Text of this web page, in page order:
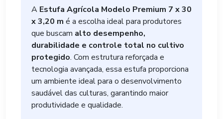
A Estufa Agrícola Modelo Premium 7 x 30
x 3,20 m é a escolha ideal para produtores
que buscam alto desempenho,
durabilidade e controle total no cultivo
protegido. Com estrutura reforçada e
tecnologia avançada, essa estufa proporciona
um ambiente ideal para o desenvolvimento
saudável das culturas, garantindo maior
produtividade e qualidade.